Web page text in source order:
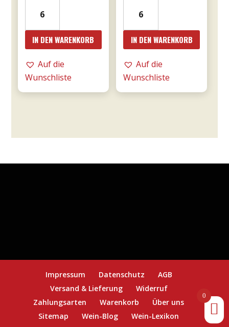
Valpolicella
Ripasso
0,75l
DOC
-
IN DEN WARENKORB
Auf die
Wunschliste
Le
Fornaci
Rosé
0,75l
IN DEN WARENKORB
Auf die
Wunschliste
Impressum Datenschutz
AGB
Versand & Lieferung
Widerruf
Zahlungsarten
Warenkorb
Über uns
Sitemap
Wein-Blog
Wein-Lexikon
0